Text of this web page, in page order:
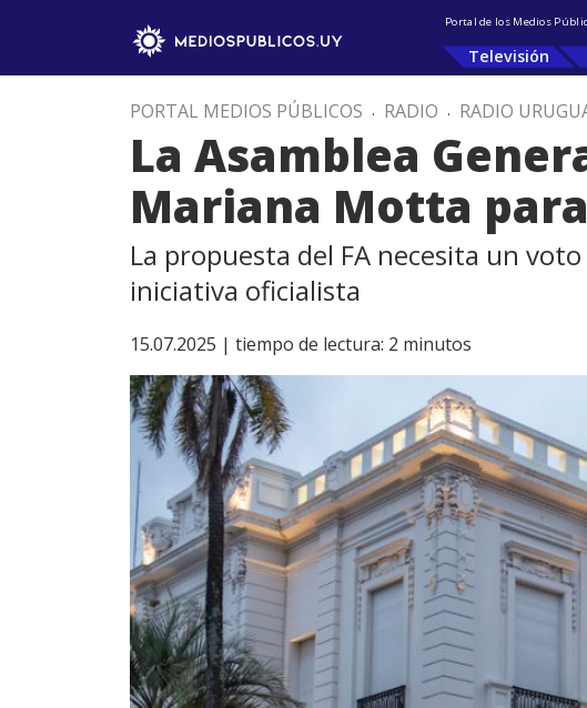
Portal de los Medios
Televisión
PORTAL MEDIOS PÚBLICOS . RADIO . RADIO
La Asamblea
Mariana Motta
La propuesta del FA necesita un
iniciativa oficialista
15.07.2025 | tiempo de lectura: 2 minutos